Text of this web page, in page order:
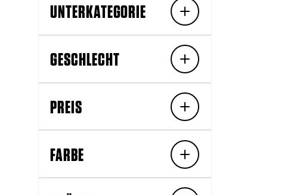
UNTERKATEGORIE
GESCHLECHT
PREIS
FARBE